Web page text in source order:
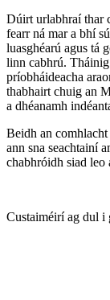
Dúirt urlabhraí thar
fearr ná mar a bhí
luasghéarú agus tá
linn cabhrú.
príobháideacha
thabhairt chuig an
a dhéanamh
Beidh an
ann sna seachtainí
chabhróidh siad leo
Custaiméirí ag dul i